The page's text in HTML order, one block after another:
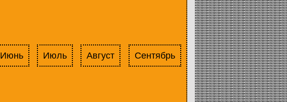
Июнь Июль Август Сентябрь